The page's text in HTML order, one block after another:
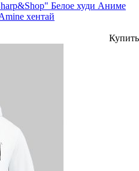
Белое худи Аниме
хентай
Купить